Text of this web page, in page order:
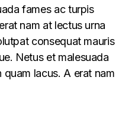
fames ac turpis
nam at lectus urna
consequat mauris
Netus et malesuada
lacus. A erat nam